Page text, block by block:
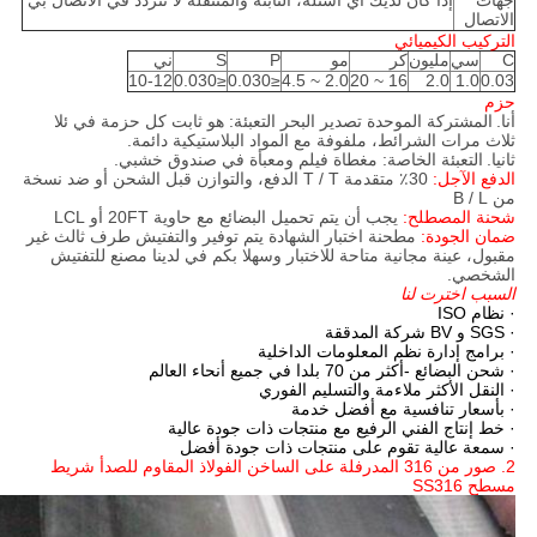
الاتصال
التركيب الكيميائي
C
سيمليونكر مو P
S
ني
0.03
1.0
2.0
16 ~ 20
2.0 ~ 4.5
≤0.030
≤0.030
10-12
حزم
أنا. المشتركة الموحدة تصدير البحر التعبئة: هو ثابت كل حزمة في ئلا
ثلاث مرات الشرائط، ملفوفة مع المواد البلاستيكية دائمة.
ثانيا. التعبئة الخاصة: مغطاة فيلم ومعبأة في صندوق خشبي.
الدفع الآجل:
30٪ متقدمة T / T الدفع، والتوازن قبل الشحن أو ضد نسخة
من B / L
شحنة المصطلح: يجب أن يتم تحميل البضائع مع حاوية 20FT أو LCL
ضمان الجودة: مطحنة اختبار الشهادة يتم توفير والتفتيش طرف ثالث غير
مقبول، عينة مجانية متاحة للاختبار وسهلا بكم في لدينا مصنع للتفتيش
الشخصي.
السبب اخترت لنا
· نظام ISO
· SGS و BV شركة المدققة
· برامج إدارة نظم المعلومات الداخلية
· شحن البضائع -أكثر من 70 بلدا في جميع أنحاء العالم
· النقل الأكثر ملاءمة والتسليم الفوري
· بأسعار تنافسية مع أفضل خدمة
· خط إنتاج الفني الرفيع مع منتجات ذات جودة عالية
· سمعة عالية تقوم على منتجات ذات جودة أفضل
2. صور من 316 المدرفلة على الساخن الفولاذ المقاوم للصدأ شريط
مسطح SS316